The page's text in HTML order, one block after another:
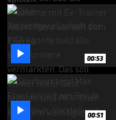
 00:53
 00:51